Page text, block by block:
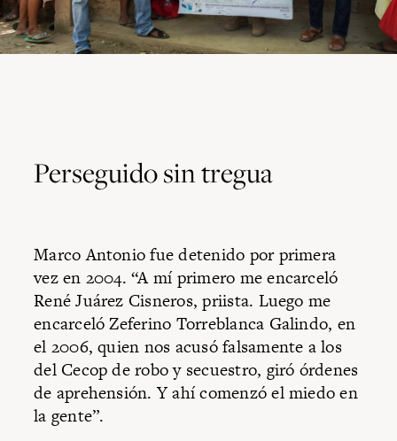
Perseguido sin tregua
Marco Antonio fue detenido por primera
vez en 2004. “A mí primero me encarceló
René Juárez Cisneros, priista. Luego me
encarceló Zeferino Torreblanca Galindo, en
el 2006, quien nos acusó falsamente a los
del Cecop de robo y secuestro, giró órdenes
de aprehensión. Y ahí comenzó el miedo en
la gente”.